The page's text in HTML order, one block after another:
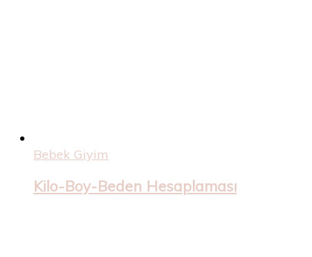
Bebek Giyim
Kilo-Boy-Beden Hesaplaması